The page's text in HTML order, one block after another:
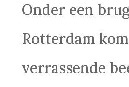
Onder een
Rotterdam
verrassende